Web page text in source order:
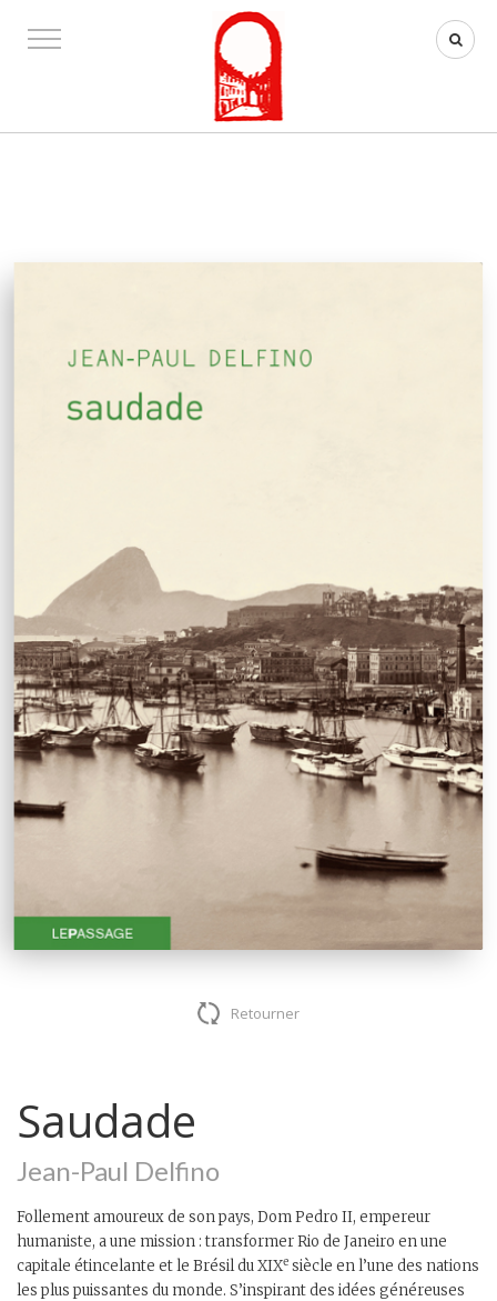
Jean-Paul Delfino
Retourner
Saudade
Jean-Paul Delfino
Follement amoureux de son pays, Dom Pedro II, empereur
humaniste, a une mission : transformer Rio de Janeiro en une
capitale étincelante et le Brésil du XIXe siècle en l’une des nations
les plus puissantes du monde. S’inspirant des idées généreuses